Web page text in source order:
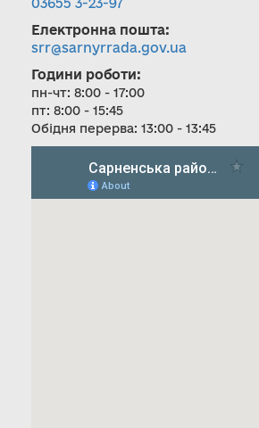
Електронна пошта:
srr@sarnyrrada.gov.ua
Години роботи:
пн-чт: 8:00 - 17:00
пт: 8:00 - 15:45
Обідня перерва: 13:00 - 13:45